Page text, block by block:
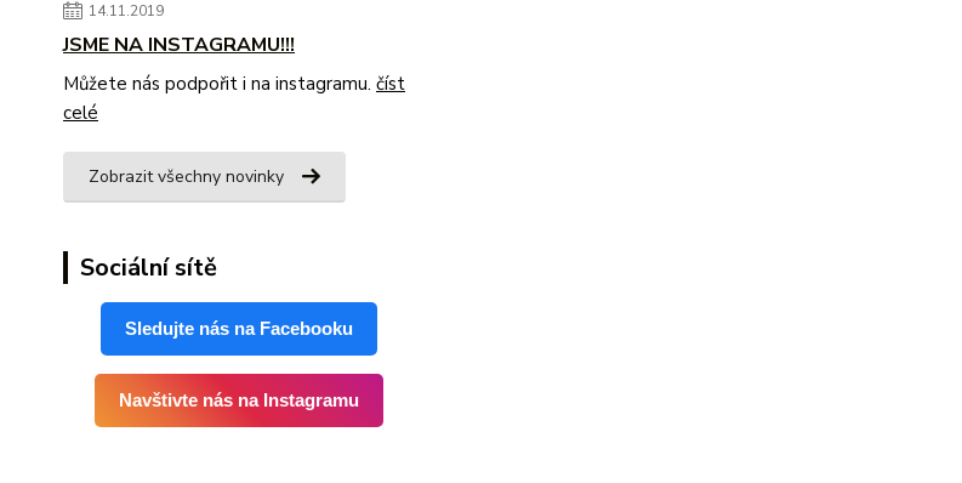
14.11.2019
JSME NA INSTAGRAMU!!!
Můžete nás podpořit i na instagramu. číst
celé
Zobrazit všechny novinky
Sociální sítě
Sledujte nás na Facebooku
Navštivte nás na Instagramu